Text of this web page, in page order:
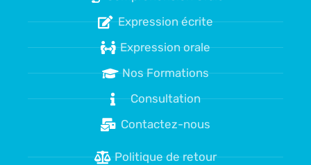
Expression écrite
Expression orale
Nos Formations
Consultation
Contactez-nous
Politique de retour